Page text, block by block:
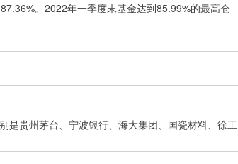
。2022年一季度末基金达到85.99%的最高仓
贵州茅台、宁波银行、海大集团、国瓷材料、徐工